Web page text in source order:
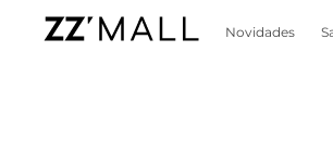
Novidades